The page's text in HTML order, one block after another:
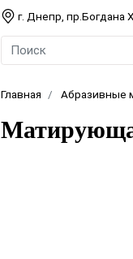
г. Днепр, пр.Богдана
Главная Абразивные